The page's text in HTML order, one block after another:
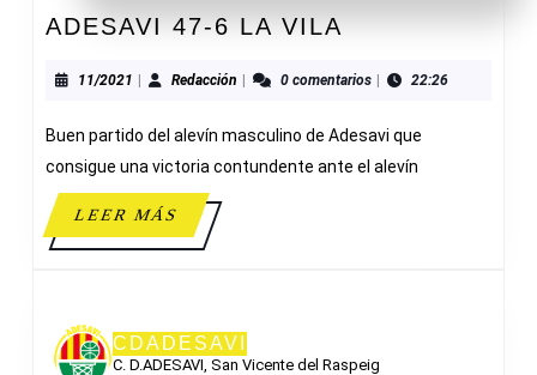
ADESAVI 47-6 LA VILA
6
VILA
11/2021 11/2021
| Redacción Redacción
| 0 comentarios | 22:26
Buen partido del alevín masculino de Adesavi que
consigue una victoria contundente ante el alevín
LEER MÁSLEER
MÁS
CDADESAVI
C. D.ADESAVI, San Vicente del Raspeig